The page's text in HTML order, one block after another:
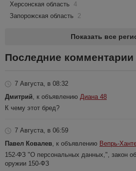
Херсонская область 4
Запорожская область
2
Показать все
Последние комментарии
7 Августа, в 08:32
Дмитрий , к объявлению Диана 48
К чему этот бред?
7 Августа, в 06:59
Павел Ковалев , к объявлению Вепрь-
152-ФЗ "О персональных данных,", закон об
оружии 150-ФЗ